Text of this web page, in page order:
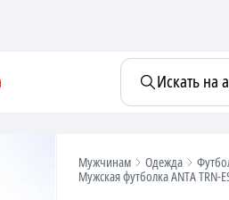
Искать на
Мужчинам Одежда
Мужская футболка ANTA TRN-